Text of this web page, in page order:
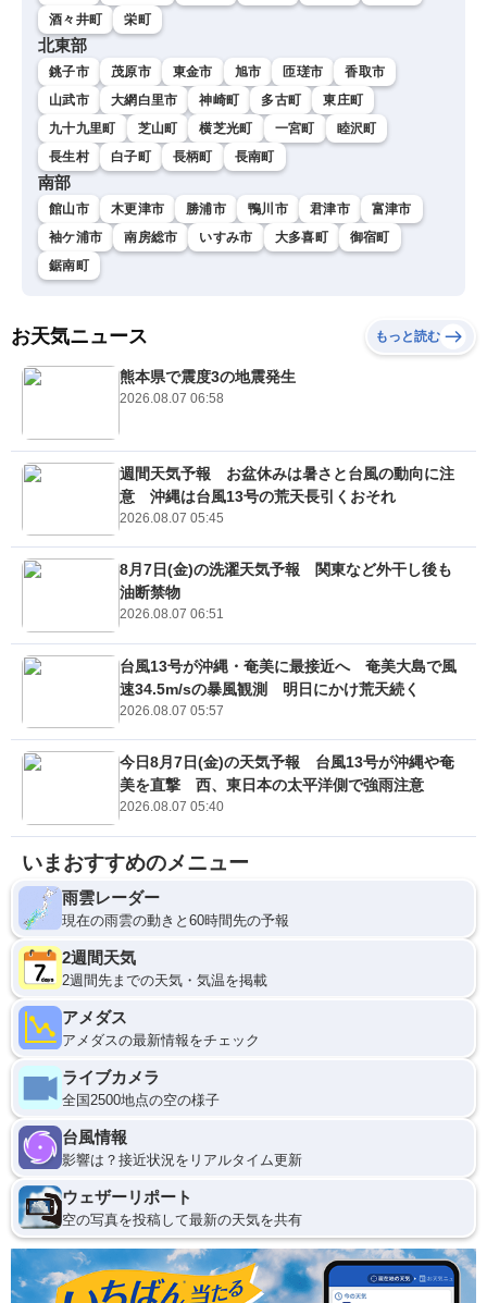
酒々井町 栄町
北東部
銚子市 茂原市 東金市 旭市 匝瑳市
香取市
山武市
大網白里市 神崎町 多古町
東庄町
九十九里町
芝山町 横芝光町 一宮町
睦沢町
長生村
白子町 長柄町 長南町
南部
館山市 木更津市 勝浦市 鴨川市 君津市
富津市
袖ケ浦市
南房総市 いすみ市 大多喜町
御宿町
鋸南町
お天気ニュース もっと読む
熊本県で震度3の地震発生
2026.08.07 06:58
週間天気予報 お盆休みは暑さと台風の動向に注
意 沖縄は台風13号の荒天長引くおそれ
2026.08.07 05:45
8月7日(金)の洗濯天気予報 関東など外干し後も
油断禁物
2026.08.07 06:51
台風13号が沖縄・奄美に最接近へ 奄美大島で風
速34.5m/sの暴風観測 明日にかけ荒天続く
2026.08.07 05:57
今日8月7日(金)の天気予報 台風13号が沖縄や奄
美を直撃 西、東日本の太平洋側で強雨注意
2026.08.07 05:40
いまおすすめのメニュー
雨雲レーダー
現在の雨雲の動きと60時間先の予報
2週間天気
2週間先までの天気・気温を掲載
アメダス
アメダスの最新情報をチェック
ライブカメラ
全国2500地点の空の様子
台風情報
影響は？接近状況をリアルタイム更新
ウェザーリポート
空の写真を投稿して最新の天気を共有